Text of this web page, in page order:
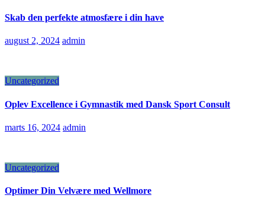
Skab den perfekte atmosfære i din have
august 2, 2024 admin
Uncategorized
Oplev Excellence i Gymnastik med Dansk Sport Consult
marts 16, 2024 admin
Uncategorized
Optimer Din Velvære med Wellmore